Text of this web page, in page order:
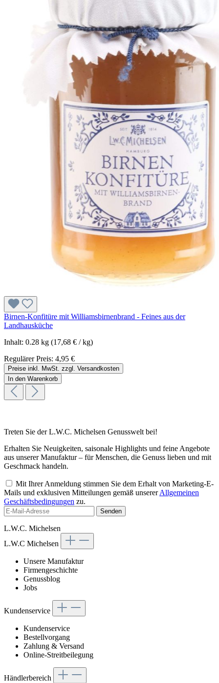
Birnen-Konfitüre mit Williamsbirnenbrand - Feines aus der
Landhausküche
Inhalt: 0.28 kg (17,68 € / kg)
Regulärer Preis: 4,95 €
Preise inkl. MwSt. zzgl. Versandkosten
In den Warenkorb
Treten Sie der L.W.C. Michelsen Genusswelt bei!
Erhalten Sie Neuigkeiten, saisonale Highlights und feine Angebote
aus unserer Manufaktur – für Menschen, die Genuss lieben und mit
Geschmack handeln.
Mit Ihrer Anmeldung stimmen Sie dem Erhalt von Marketing-E-
Mails und exklusiven Mitteilungen gemäß unsererAllgemeinen
Geschäftsbedingungen zu.
Senden
L.W.C. Michelsen
L.W.C Michelsen
Unsere Manufaktur
Firmengeschichte
Genussblog
Jobs
Kundenservice
Kundenservice
Bestellvorgang
Zahlung & Versand
Online-Streitbeilegung
Händlerbereich